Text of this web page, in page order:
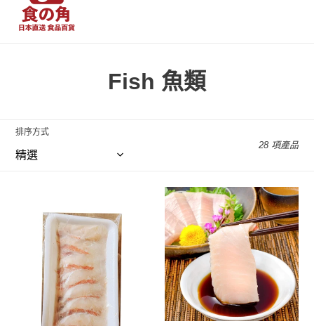
商
列
Fish 魚類
排序方式
28 項產品
日
本
劍
魚
楠
原
條
去
皮